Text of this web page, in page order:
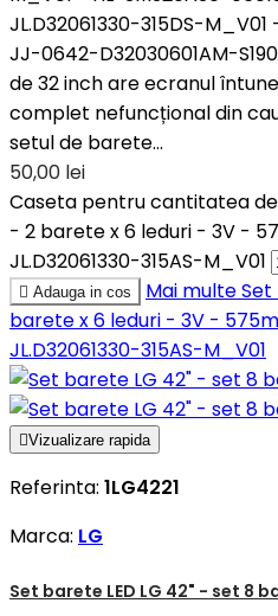
JL.D32061330-315DS-
JJ-0642-D32030601AM-
de 32 inch are ecranul
complet nefuncțional din
setul de barete...
50,00 lei
Caseta pentru cantitatea
- 2 barete x 6 leduri - 3V -
JL.D32061330-315AS-M_V01
 Adauga in cos Mai multe
barete x 6 leduri - 3V -
JL.D32061330-315AS-M_V01
Vizualizare rapida
Referinta: 1LG4221
Marca: LG
Set barete LED LG 42" - set 8